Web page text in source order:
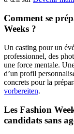
Comment se
Weeks ?
Un casting pour un
professionnel, des
une force mentale.
d’un profil
concrets pour la
vorbereiten.
Les Fashion
candidats sans